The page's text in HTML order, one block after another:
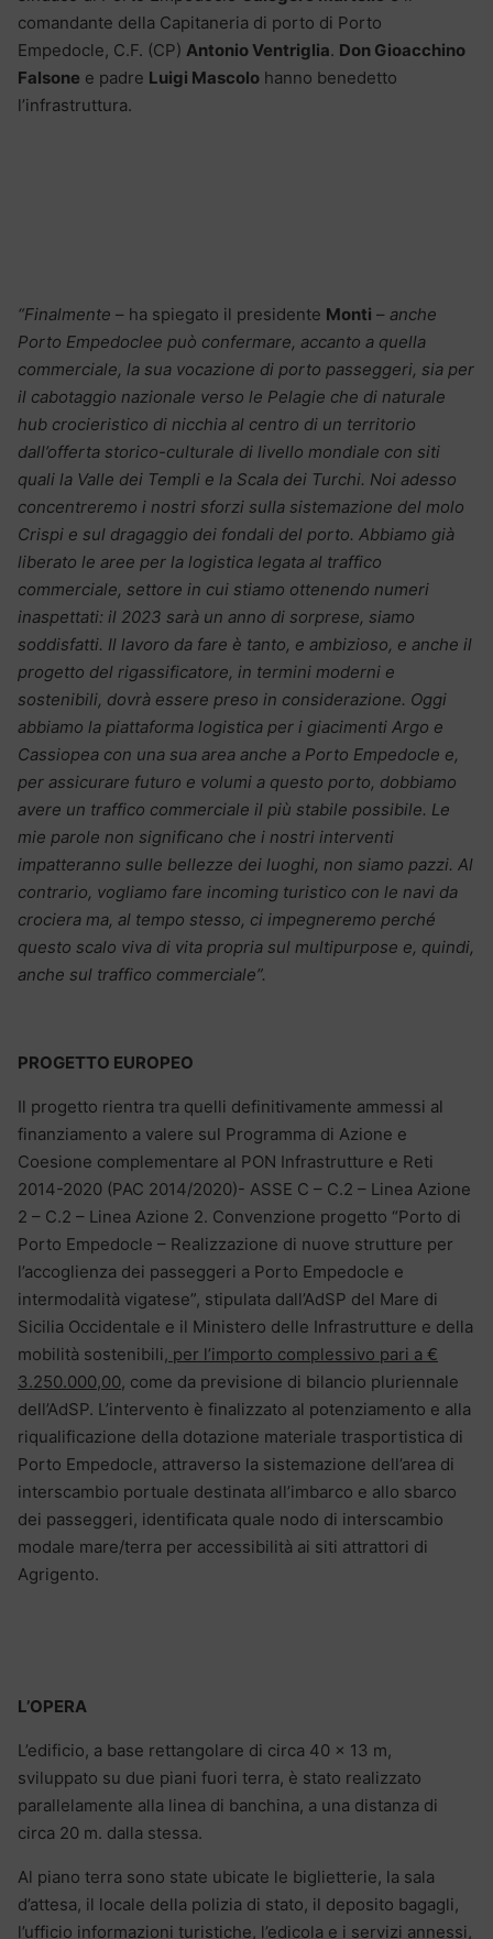
comandante della Capitaneria di porto di Porto
Empedocle, C.F. (CP) Antonio Ventriglia. Don Gioacchino
Falsone e padre Luigi Mascolo hanno benedetto
l’infrastruttura.
“Finalmente – ha spiegato il presidente Monti – anche
Porto Empedoclee può confermare, accanto a quella
commerciale, la sua vocazione di porto passeggeri, sia per
il cabotaggio nazionale verso le Pelagie che di naturale
hub crocieristico di nicchia al centro di un territorio
dall’offerta storico-culturale di livello mondiale con siti
quali la Valle dei Templi e la Scala dei Turchi. Noi adesso
concentreremo i nostri sforzi sulla sistemazione del molo
Crispi e sul dragaggio dei fondali del porto. Abbiamo già
liberato le aree per la logistica legata al traffico
commerciale, settore in cui stiamo ottenendo numeri
inaspettati: il 2023 sarà un anno di sorprese, siamo
soddisfatti. Il lavoro da fare è tanto, e ambizioso, e anche il
progetto del rigassificatore, in termini moderni e
sostenibili, dovrà essere preso in considerazione. Oggi
abbiamo la piattaforma logistica per i giacimenti Argo e
Cassiopea con una sua area anche a Porto Empedocle e,
per assicurare futuro e volumi a questo porto, dobbiamo
avere un traffico commerciale il più stabile possibile. Le
mie parole non significano che i nostri interventi
impatteranno sulle bellezze dei luoghi, non siamo pazzi. Al
contrario, vogliamo fare incoming turistico con le navi da
crociera ma, al tempo stesso, ci impegneremo perché
questo scalo viva di vita propria sul multipurpose e, quindi,
anche sul traffico commerciale”.
PROGETTO EUROPEO
Il progetto rientra tra quelli definitivamente ammessi al
finanziamento a valere sul Programma di Azione e
Coesione complementare al PON Infrastrutture e Reti
2014-2020 (PAC 2014/2020)- ASSE C – C.2 – Linea Azione
2 – C.2 – Linea Azione 2. Convenzione progetto “Porto di
Porto Empedocle – Realizzazione di nuove strutture per
l’accoglienza dei passeggeri a Porto Empedocle e
intermodalità vigatese”, stipulata dall’AdSP del Mare di
Sicilia Occidentale e il Ministero delle Infrastrutture e della
mobilità sostenibili, per l’importo complessivo pari a €
3.250.000,00, come da previsione di bilancio pluriennale
dell’AdSP. L’intervento è finalizzato al potenziamento e alla
riqualificazione della dotazione materiale trasportistica di
Porto Empedocle, attraverso la sistemazione dell’area di
interscambio portuale destinata all’imbarco e allo sbarco
dei passeggeri, identificata quale nodo di interscambio
modale mare/terra per accessibilità ai siti attrattori di
Agrigento.
L’OPERA
L’edificio, a base rettangolare di circa 40 x 13 m,
sviluppato su due piani fuori terra, è stato realizzato
parallelamente alla linea di banchina, a una distanza di
circa 20 m. dalla stessa.
Al piano terra sono state ubicate le biglietterie, la sala
d’attesa, il locale della polizia di stato, il deposito bagagli,
l’ufficio informazioni turistiche, l’edicola e i servizi annessi,